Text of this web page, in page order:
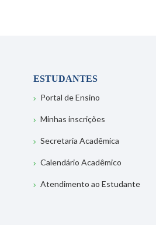
ESTUDANTES
Portal de Ensino
Minhas inscrições
Secretaria Acadêmica
Calendário Acadêmico
Atendimento ao Estudante